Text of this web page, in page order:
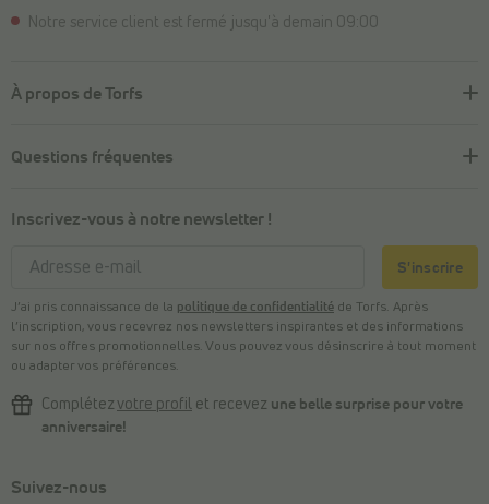
Notre service client est fermé jusqu'à demain 09:00
À propos de Torfs
Questions fréquentes
Inscrivez-vous à notre newsletter !
S'inscrire
J’ai pris connaissance de la politique de confidentialité de Torfs. Après
l’inscription, vous recevrez nos newsletters inspirantes et des informations
sur nos offres promotionnelles. Vous pouvez vous désinscrire à tout moment
ou adapter vos préférences.
Complétez votre profil et recevez une belle surprise pour votre
anniversaire!
Suivez-nous